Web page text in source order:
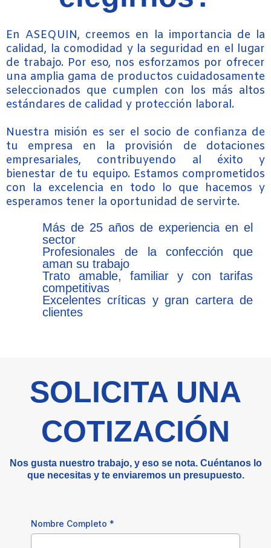
En ASEQUIN, creemos en la importancia de la
calidad, la comodidad y la seguridad en el lugar
de trabajo. Por eso, nos esforzamos por ofrecer
una amplia gama de productos cuidadosamente
seleccionados que cumplen con los más altos
estándares de calidad y protección laboral.
Nuestra misión es ser el socio de confianza de
tu empresa en la provisión de dotaciones
empresariales, contribuyendo al éxito y
bienestar de tu equipo. Estamos comprometidos
con la excelencia en todo lo que hacemos y
esperamos tener la oportunidad de servirte.
Más de 25 años de experiencia en el
sector
Profesionales de la confección que
aman su trabajo
Trato amable, familiar y con tarifas
competitivas
Excelentes críticas y gran cartera de
clientes
SOLICITA UNA
COTIZACIÓN
Nos gusta nuestro trabajo, y eso se nota. Cuéntanos lo
que necesitas y te enviaremos un presupuesto.
Nombre Completo *